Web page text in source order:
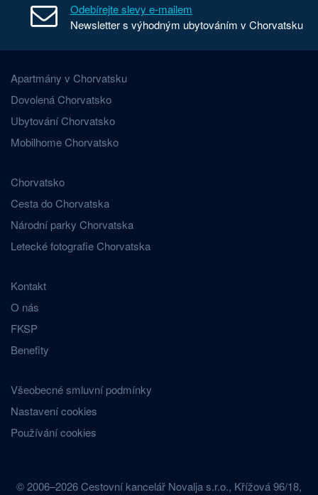
Odebírejte slevy e-mailem
Newsletter s výhodným ubytováním v Chorvatsku
Apartmány v Chorvatsku
Dovolená Chorvatsko
Ubytování Chorvatsko
Mobilhome Chorvatsko
Chorvatsko
Cesta do Chorvatska
Národní parky Chorvatska
Letecké fotografie Chorvatska
Kontakt
O nás
FKSP
Benefity
Všeobecné smluvní podmínky
Nastavení cookies
Používání cookies
© 2006–2026 Cestovní kancelář Novalja s.r.o., Křížová 96/18,